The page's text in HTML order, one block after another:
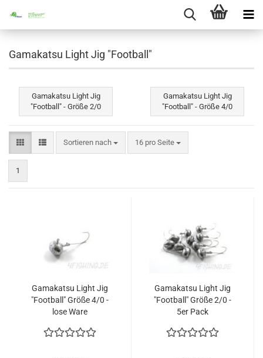
Gamakatsu Light Jig "Football"
Gamakatsu Light Jig
"Football" - Größe 2/0
Gamakatsu Light Jig
"Football" - Größe 4/0
Sortieren nach
Sortieren nach 16 pro Seite
pro Seite
1
Gamakatsu Light Jig
"Football" Größe 4/0 -
lose Ware
Gamakatsu Light Jig
"Football" Größe 2/0 -
5er Pack